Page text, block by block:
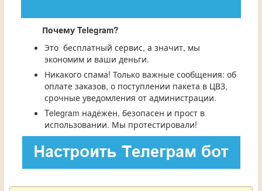
Почему Telegram?
Это бесплатный сервис, а значит, мы
экономим и ваши деньги.
Никакого спама! Только важные сообщения: об
оплате заказов, о поступлении пакета в ЦВЗ,
срочные уведомления от администрации.
Telegram надёжен, безопасен и прост в
использовании. Мы протестировали!